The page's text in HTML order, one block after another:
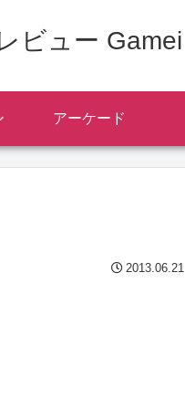
ビュー Gamei
アーケード
2013.06.21